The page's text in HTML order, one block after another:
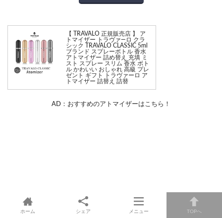
【 TRAVALO 正規販売店 】 ア
トマイザー トラヴァ—ロ クラ
シック TRAVALO CLASSIC 5ml
ブランド スプレーボトル 香水
アトマイザー 詰め替え 充填 ミ
スト スプレー スリム 香水 ボト
ル かわいい おしゃれ 高級 プレ
ゼント ギフト トラヴァーロ ア
トマイザー 詰替え 詰替
AD：おすすめのアトマイザーはこちら！
ホーム シェア メニュー TOPへ